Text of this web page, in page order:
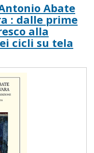
Abate
: dalle prime
alla
cicli su tela